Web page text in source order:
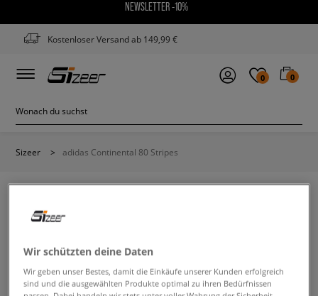
NEWSLETTER -10%
Kostenloser Versand ab 149,99 €
0 0
Sizeer > adidas Continental 80 Stripes
Ändere den Suchbegriff. Versuche, weniger Filter zu
Wir schützten deine Daten
Wir geben unser Bestes, damit die Einkäufe unserer Kunden erfolgreich
sind und die ausgewählten Produkte optimal zu ihren Bedürfnissen